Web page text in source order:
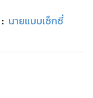
: นายแบบเซ็กซี่